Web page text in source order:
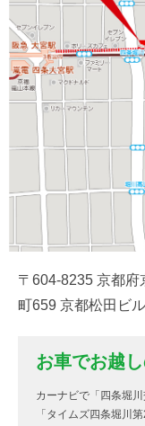
〒604-8235 京都府
町659 京都松田ビ
お車でお越
カーナビで「四条堀
「タイムズ四条堀川